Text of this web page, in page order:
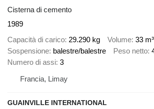
Cisterna di cemento
1989
Capacità di carico 29.290 kg Volume 33 m³
Sospensione balestre/balestre Peso netto
Numero di assi 3
Francia, Limay
GUAINVILLE INTERNATIONAL